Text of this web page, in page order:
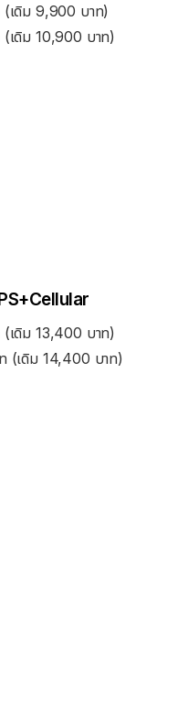
เดิม 9,900 บาท)
เดิม 10,900 บาท)
เดิม 13,400 บาท)
(เดิม 14,400 บาท)